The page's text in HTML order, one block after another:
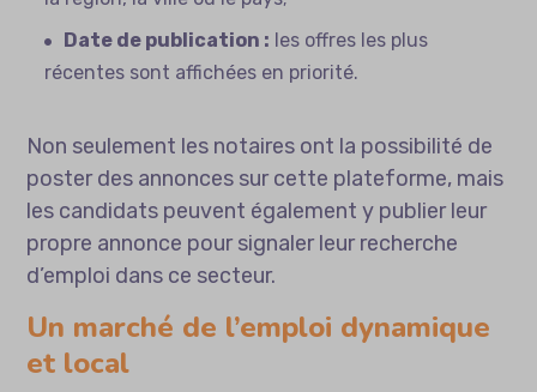
Date de publication : les offres les plus
récentes sont affichées en priorité.
Non seulement les notaires ont la possibilité de
poster des annonces sur cette plateforme, mais
les candidats peuvent également y publier leur
propre annonce pour signaler leur recherche
d’emploi dans ce secteur.
Un marché de l’emploi dynamique
et local